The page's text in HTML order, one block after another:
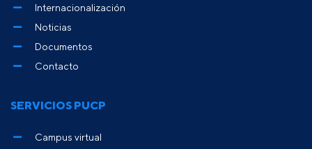
Internacionalización
Noticias
Documentos
Contacto
SERVICIOS PUCP
Campus virtual